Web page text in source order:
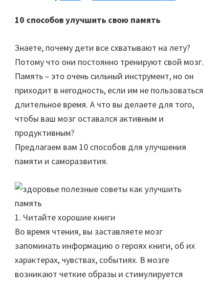
10 способов улучшить свою память
Знаете, почему дети все схватывают на лету?
Потому что они постоянно тренируют свой мозг.
Память – это очень сильный инструмент, но он
приходит в негодность, если им не пользоваться
длительное время. А что вы делаете для того,
чтобы ваш мозг оставался активным и
продуктивным?
Предлагаем вам 10 способов для улучшения
памяти и саморазвития.
1. Читайте хорошие книги
Во время чтения, вы заставляете мозг
запоминать информацию о героях книги, об их
характерах, чувствах, событиях. В мозге
возникают четкие образы и стимулируется